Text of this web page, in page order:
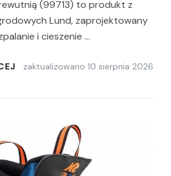
(99713) to produkt z
Lund, zaprojektowany
i cieszenie …
zaktualizowano 10 sierpnia 2026